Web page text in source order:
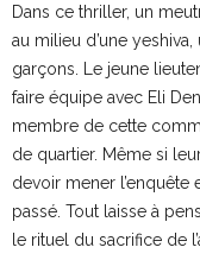
Dans ce thriller, un
au milieu d’une
garçons. Le jeune
faire équipe avec Eli
membre de cette
de quartier. Même si
devoir mener
passé. Tout laisse à
le rituel du sacrifice de